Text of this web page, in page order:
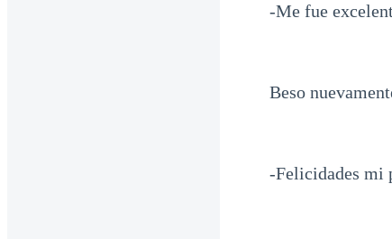
-Me fue
Beso
-Felicidades mi